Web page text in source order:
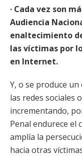
· Cada vez son
Audiencia
enaltecimiento
las víctimas por
en Internet.
Y, o se produce
las redes sociales
incrementando,
Penal endurece el
amplía la
hacia otras